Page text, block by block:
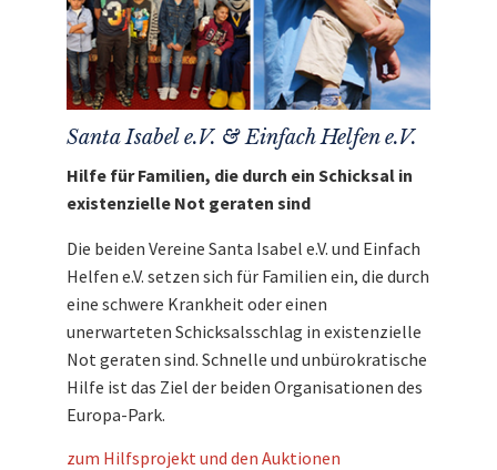
Santa Isabel e.V. & Einfach Helfen e.V.
Hilfe für Familien, die durch ein Schicksal in
existenzielle Not geraten sind
Die beiden Vereine Santa Isabel e.V. und Einfach
Helfen e.V. setzen sich für Familien ein, die durch
eine schwere Krankheit oder einen
unerwarteten Schicksalsschlag in existenzielle
Not geraten sind. Schnelle und unbürokratische
Hilfe ist das Ziel der beiden Organisationen des
Europa-Park.
zum Hilfsprojekt und den Auktionen